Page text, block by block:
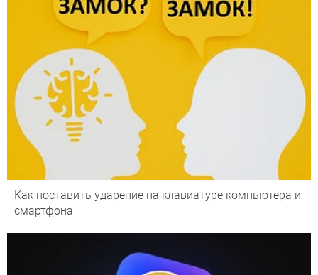
Как поставить ударение на клавиатуре компьютера и
смартфона